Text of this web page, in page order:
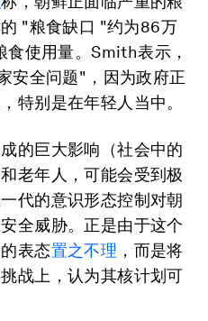
"粮食缺口 "约为86万
使用量。Smith表示，
安全问题"，因为政府正
特别是在年轻人当中。
的巨大影响（社会中的
老年人，可能会受到极
代的意识形态控制对朝
全威胁。正是由于这个
表态置之不理 ，而是将
战上，认为其核计划可